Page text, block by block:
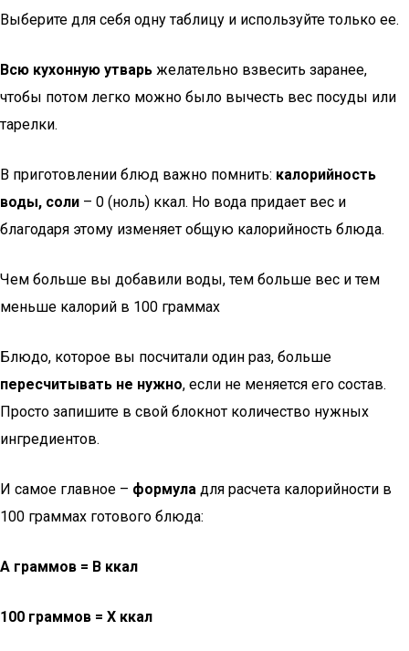
Выберите для себя одну таблицу и используйте только ее.
Всю кухонную утварь желательно взвесить заранее,
чтобы потом легко можно было вычесть вес посуды или
тарелки.
В приготовлении блюд важно помнить: калорийность
воды, соли – 0 (ноль) ккал. Но вода придает вес и
благодаря этому изменяет общую калорийность блюда.
Чем больше вы добавили воды, тем больше вес и тем
меньше калорий в 100 граммах
Блюдо, которое вы посчитали один раз, больше
пересчитывать не нужно, если не меняется его состав.
Просто запишите в свой блокнот количество нужных
ингредиентов.
И самое главное – формула для расчета калорийности в
100 граммах готового блюда:
А граммов = В ккал
100 граммов = Х ккал